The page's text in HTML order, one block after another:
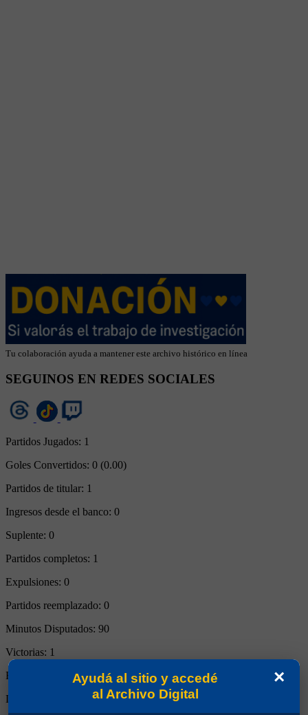
Tu colaboración ayuda a mantener este archivo histórico en línea
SEGUINOS EN REDES SOCIALES
Partidos Jugados: 1
Goles Convertidos: 0 (0.00)
Partidos de titular: 1
Ingresos desde el banco: 0
Suplente: 0
Partidos completos: 1
Expulsiones: 0
Partidos reemplazado: 0
Minutos Disputados: 90
Victorias: 1
Empates:
Derrotas:
×
Ayudá al sitio y accedé
al Archivo Digital